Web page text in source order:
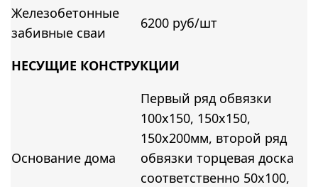
Железобетонные
забивные сваи
6200 руб/шт
НЕСУЩИЕ КОНСТРУКЦИИ
Основание дома
Первый ряд обвязки
100х150, 150х150,
150х200мм, второй ряд
обвязки торцевая доска
соответственно 50х100,